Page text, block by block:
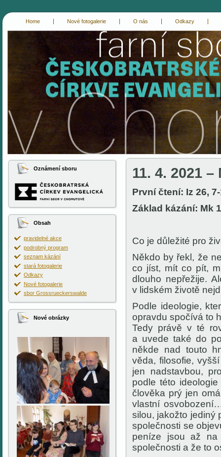
Home Nové fotogalerie O nás Odkazy
Oznámení sboru
Obsah
pravidelné akce
podrobný program
seznam kázání
stará fotogalerie
Odkazy
Nové fotogalerie
sbor Grossrueckerswalde
Nové obrázky
11. 4. 2021 –
První čtení: Iz 26,
Základ kázání: Mk
Co je důležité pro
Někdo by řekl, že
co jíst, mít co pít,
dlouho nepřežije.
v lidském životě
Podle ideologie,
opravdu spočívá to
Tedy právě v té
a uvede také do
někde nad touto
věda, filosofie,
jen nadstavbou,
podle této
člověka prý jen
vlastní
silou, jakožto jediný
společnosti se
peníze jsou až
společnosti a že to